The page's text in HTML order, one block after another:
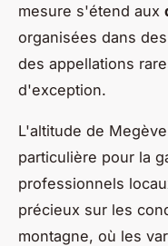
mesure s'étend aux
organisées dans
des appellations
d'exception.
L'altitude de
particulière pour la
professionnels
précieux sur les
montagne, où les